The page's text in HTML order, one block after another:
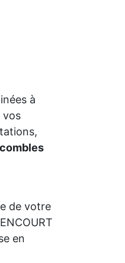
à
vos
de votre
en